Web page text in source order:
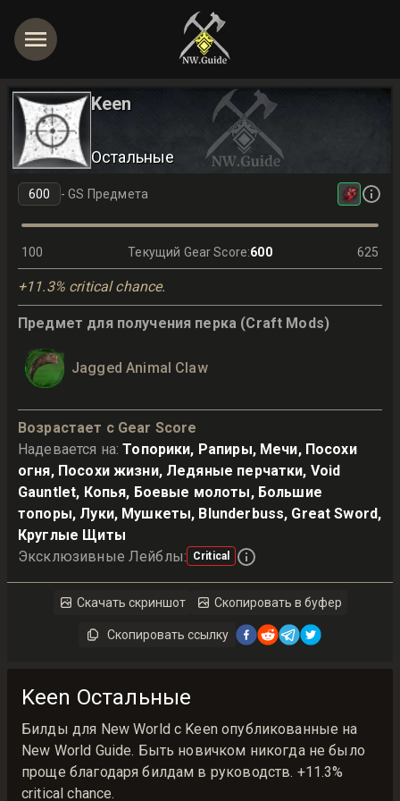
Keen
Остальные
-GS Предмета
100 Текущий Gear Score:600 625
+11.3% critical chance.
Предмет для получения перка (Craft Mods)
Jagged Animal Claw
Возрастает с Gear Score
Надевается на: Топорики, Рапиры, Мечи, Посохи
огня, Посохи жизни, Ледяные перчатки, Void
Gauntlet, Копья, Боевые молоты, Большие
топоры, Луки, Мушкеты, Blunderbuss, Great Sword,
Круглые Щиты
Эксклюзивные Лейблы: Critical
Скачать скриншот Скопировать в буфер
Скопировать ссылку
Keen Остальные
Билды для New World с Keen опубликованные на
New World Guide. Быть новичком никогда не было
проще благодаря билдам в руководств. +11.3%
critical chance.